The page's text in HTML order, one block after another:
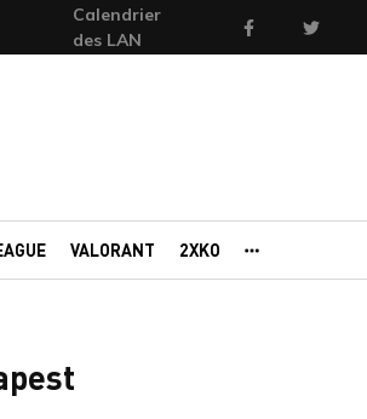
Calendrier
des LAN
FacebookTwitter
VALORANT 2XKO